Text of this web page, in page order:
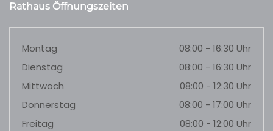
Rathaus Öffnungszeiten
Montag
08:00 - 16:30 Uhr
Dienstag
08:00 - 16:30 Uhr
Mittwoch
08:00 - 12:30 Uhr
Donnerstag
08:00 - 17:00 Uhr
Freitag
08:00 - 12:00 Uhr